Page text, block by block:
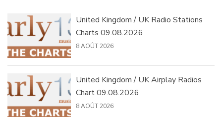
United Kingdom / UK Radio Stations
Charts 09.08.2026
8 AOÛT 2026
United Kingdom / UK Airplay Radios
Chart 09.08.2026
8 AOÛT 2026